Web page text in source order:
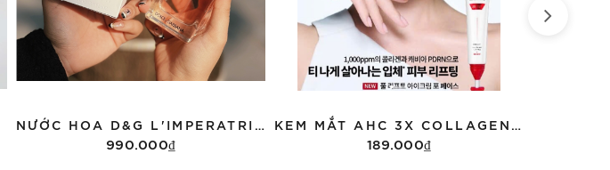
NƯỚC HOA D&G L'IMPERATRICE 3 EDT FULLBOX 100ML
990.000₫
KEM MẮT AHC 3X COLLAGEN EXPERT 40ML
189.000₫